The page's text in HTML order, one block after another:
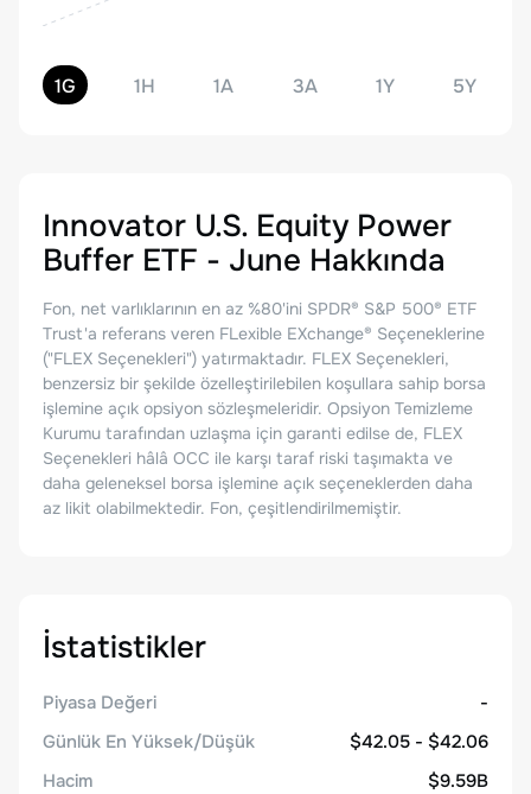
1G 1H 1A 3A 1Y 5Y
Innovator U.S. Equity Power
Buffer ETF - June Hakkında
Fon, net varlıklarının en az %80'ini SPDR® S&P 500® ETF
Trust'a referans veren FLexible EXchange® Seçeneklerine
("FLEX Seçenekleri") yatırmaktadır. FLEX Seçenekleri,
benzersiz bir şekilde özelleştirilebilen koşullara sahip borsa
işlemine açık opsiyon sözleşmeleridir. Opsiyon Temizleme
Kurumu tarafından uzlaşma için garanti edilse de, FLEX
Seçenekleri hâlâ OCC ile karşı taraf riski taşımakta ve
daha geleneksel borsa işlemine açık seçeneklerden daha
az likit olabilmektedir. Fon, çeşitlendirilmemiştir.
İstatistikler
Piyasa Değeri
-
Günlük En Yüksek/Düşük
$42.05 - $42.06
Hacim
$9.59B